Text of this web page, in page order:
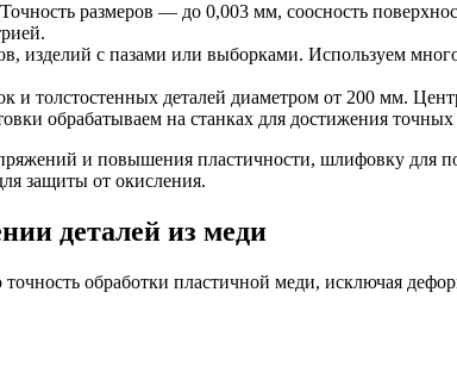
размеров — до 0,003 мм, соосность
изделий с пазами или выборками. Используем
и толстостенных деталей диаметром от 200 мм.
обрабатываем на станках для достижения точных
и повышения пластичности, шлифовку для
защиты от окисления.
деталей из меди
обработки пластичной меди, исключая